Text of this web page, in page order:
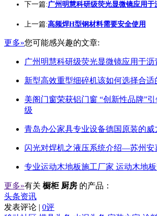
下一篇:广州明慧科研级荧光显微镜应用于
上一篇:高频焊H型钢材料需要安全使用
更多»您可能感兴趣的文章:
广州明慧科研级荧光显微镜应用于沥
新型高效重型细碎机该如何选择合适
美阁门窗荣获铝门窗 “创新性品牌”
级
青岛办公家具专业设备德国原装的威
闪光对焊机之液压系统介绍—苏州安
专业运动木地板施工厂家 运动木地
更多»有关 橱柜 厨房 的产品：
头条资讯
发表评论 | 0评